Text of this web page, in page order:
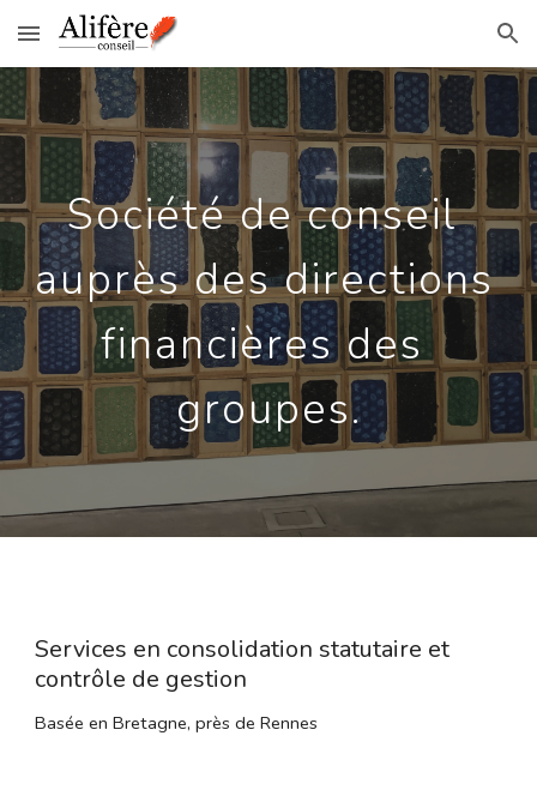
Skip to main content Skip to navigation
Société de conseil
auprès des directions
financières des
groupes.
Services en consolidation statutaire et
contrôle de gestion
Basée en Bretagne, près de Rennes